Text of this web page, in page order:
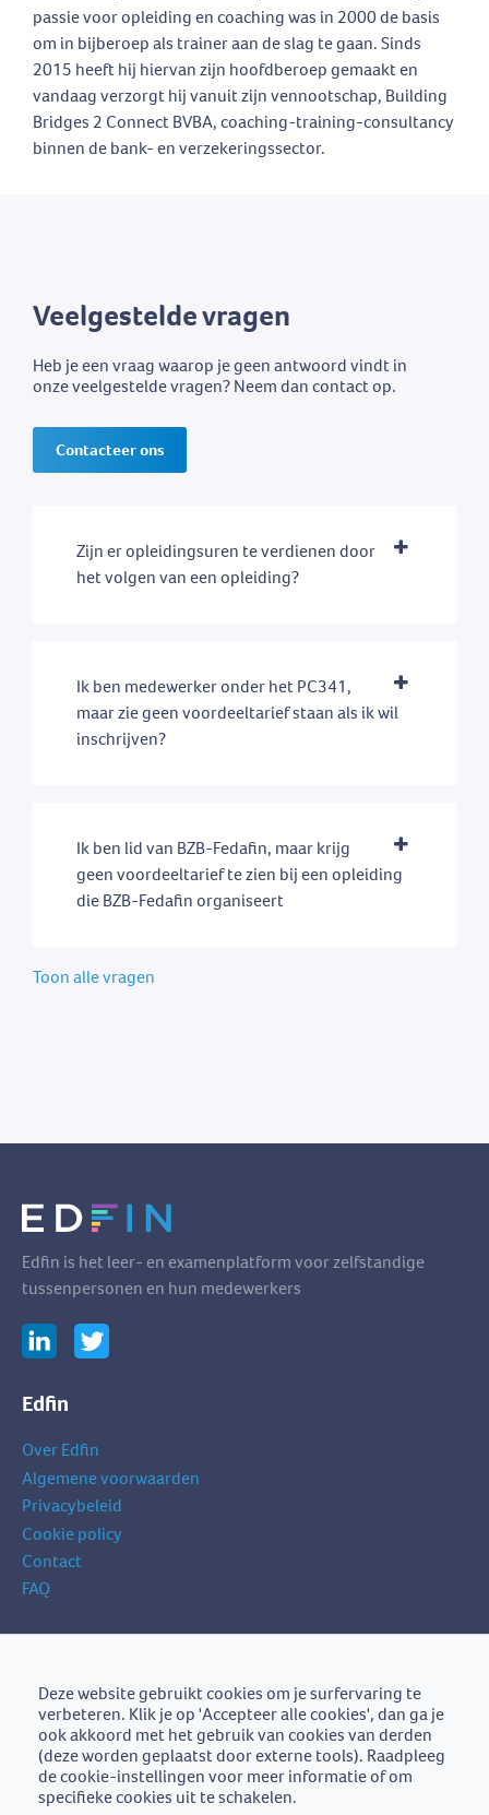
passie voor opleiding en coaching was in 2000 de basis
om in bijberoep als trainer aan de slag te gaan. Sinds
2015 heeft hij hiervan zijn hoofdberoep gemaakt en
vandaag verzorgt hij vanuit zijn vennootschap, Building
Bridges 2 Connect BVBA, coaching-training-consultancy
binnen de bank- en verzekeringssector.
Veelgestelde vragen
Heb je een vraag waarop je geen antwoord vindt in
onze veelgestelde vragen? Neem dan contact op.
Contacteer ons
Zijn er opleidingsuren te verdienen door
het volgen van een opleiding?
Ik ben medewerker onder het PC341,
maar zie geen voordeeltarief staan als ik wil
inschrijven?
Ik ben lid van BZB-Fedafin, maar krijg
geen voordeeltarief te zien bij een opleiding
die BZB-Fedafin organiseert
Toon alle vragen
Edfin is het leer- en examenplatform voor zelfstandige
tussenpersonen en hun medewerkers
Edfin
Over Edfin
Algemene voorwaarden
Privacybeleid
Cookie policy
Contact
FAQ
Schrijf je in op onze nieuwsbrief
mailadres
Schrijf je in
Deze website gebruikt cookies om je surfervaring te
verbeteren. Klik je op 'Accepteer alle cookies', dan ga je
ook akkoord met het gebruik van cookies van derden
(deze worden geplaatst door externe tools). Raadpleeg
de cookie-instellingen voor meer informatie of om
specifieke cookies uit te schakelen.